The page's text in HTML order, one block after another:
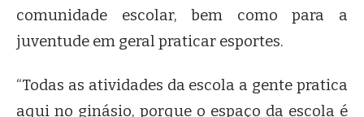
comunidade escolar, bem como para a
juventude em geral praticar esportes.
“Todas as atividades da escola a gente pratica
aqui no ginásio, porque o espaço da escola é